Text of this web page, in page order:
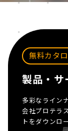
無料カタ
製品・サ
多彩なライン
会社プロテラ
トをダウンロ